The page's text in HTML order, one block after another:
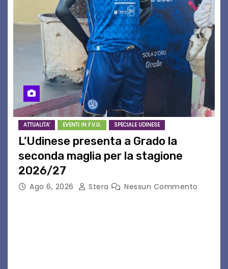
ATTUALITA' EVENTI IN F.V.G. SPECIALE UDINESE
L’Udinese presenta a Grado la
seconda maglia per la stagione
2026/27
Ago 6, 2026 Stera Nessun Commento